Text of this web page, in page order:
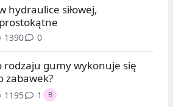
hydraulice siłowej,
1390 0
rodzaju gumy wykonuje się
zabawek?
1195 1